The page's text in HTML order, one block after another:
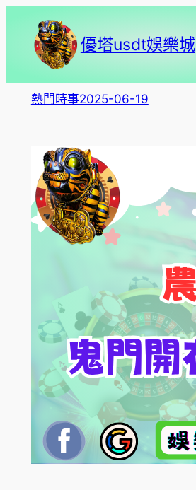
內
優塔usdt娛樂城
熱門時事2025-06-19